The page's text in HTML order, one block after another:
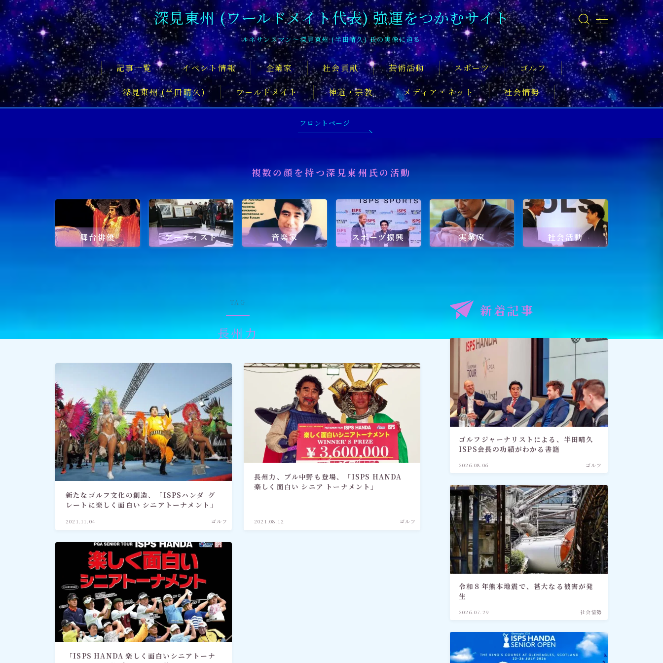
深見東州 (ワールドメイト代表) 強運をつかむサイト
ルネサンスマン〜深見東州 (半田晴久) 氏の実像に迫る
記事一覧 イベント情報 企業家 社会貢献 芸術活動 スポーツ ゴルフ
深見東州 (半田晴久) ワールドメイト 神道・宗教 メディア・ネット 社会情勢
フロントページ
文化・芸術活動
社会貢献 社会貢献
深見東州 (半田晴久)
ワールドメイト
神道・宗教
社会情勢
おすすめ記事
深見東州氏について知るおすすめの記事
舞台俳優 アーティスト 音楽家 スポーツ振興 実業家 社会活動
ワールドメイトを知るのにおすすめの記事
ワールドメイトで何を学ぶ？ 禅とワールドメイト
ワールドメイトの救霊
「深見東州直伝！ 願いが叶う祈
り方教室・入門篇」
フロントページ
複数の顔を持つ深見東州氏の活動
舞台俳優 アーティスト 音楽家 スポーツ振興 実業家 社会活動
TAG
長州力
新たなゴルフ文化の創造、「ISPSハンダ グ
レートに楽しく面白い シニアトーナメント」
2021.11.04 ゴルフ
長州力、ブル中野も登場、「ISPS HANDA
楽しく面白い シニア トーナメント」
2021.08.12 ゴルフ
「ISPS HANDA 楽しく面白いシニアトーナ
新着記事
ゴルフジャーナリストによる、半田晴久
ISPS会長の功績がわかる書籍
2026.08.06 ゴルフ
令和８年熊本地震で、甚大なる被害が発
生
2026.07.29 社会情勢